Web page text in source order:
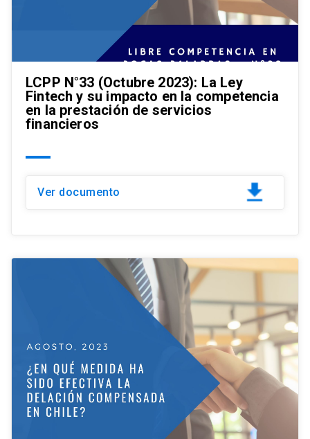
LCPP N°33 (Octubre 2023): La Ley
Fintech y su impacto en la competencia
en la prestación de servicios
financieros
Ver documento